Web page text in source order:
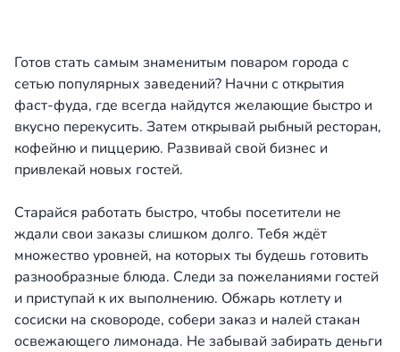
Готов стать самым знаменитым поваром города с
сетью популярных заведений? Начни с открытия
фаст-фуда, где всегда найдутся желающие быстро и
вкусно перекусить. Затем открывай рыбный ресторан,
кофейню и пиццерию. Развивай свой бизнес и
привлекай новых гостей.
Старайся работать быстро, чтобы посетители не
ждали свои заказы слишком долго. Тебя ждёт
множество уровней, на которых ты будешь готовить
разнообразные блюда. Следи за пожеланиями гостей
и приступай к их выполнению. Обжарь котлету и
сосиски на сковороде, собери заказ и налей стакан
освежающего лимонада. Не забывай забирать деньги